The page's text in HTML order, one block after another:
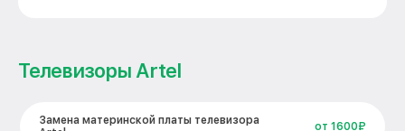
Телевизоры Artel
Замена материнской платы телевизора
от 1600₽